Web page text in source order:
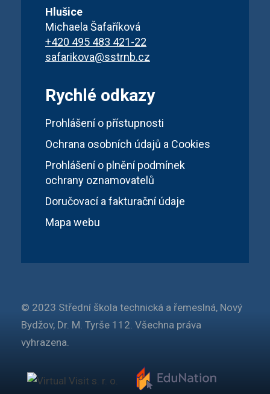
Hlušice
Michaela Šafaříková
+420 495 483 421-22
safarikova@sstrnb.cz
Rychlé odkazy
Prohlášení o přístupnosti
Ochrana osobních údajů a Cookies
Prohlášení o plnění podmínek
ochrany oznamovatelů
Doručovací a fakturační údaje
Mapa webu
© 2023 Střední škola technická a řemeslná, Nový
Bydžov, Dr. M. Tyrše 112. Všechna práva
vyhrazena.